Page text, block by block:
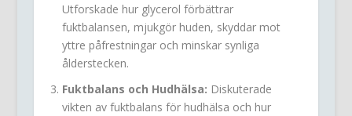
Utforskade hur glycerol förbättrar
fuktbalansen, mjukgör huden, skyddar mot
yttre påfrestningar och minskar synliga
ålderstecken.
Fuktbalans och Hudhälsa: Diskuterade
vikten av fuktbalans för hudhälsa och hur